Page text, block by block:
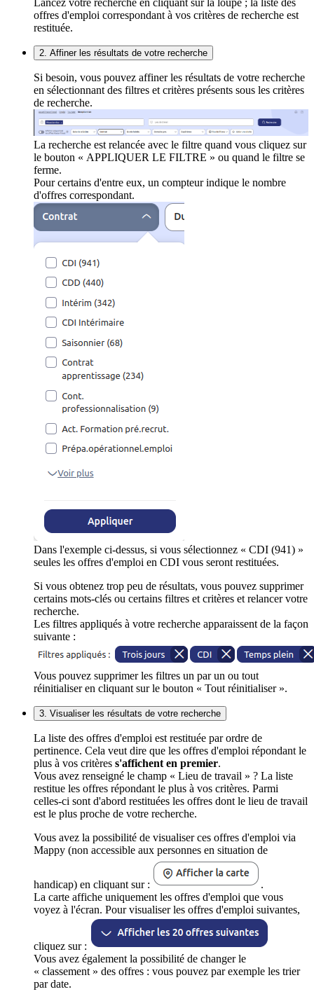
Lancez votre recherche en cliquant sur la loupe ; la liste des
offres d'emploi correspondant à vos critères de recherche est
restituée.
2. Affiner les résultats de votre recherche
Si besoin, vous pouvez affiner les résultats de votre recherche
en sélectionnant des filtres et critères présents sous les critères
de recherche.
La recherche est relancée avec le filtre quand vous cliquez sur
le bouton « APPLIQUER LE FILTRE » ou quand le filtre se
ferme.
Pour certains d'entre eux, un compteur indique le nombre
d'offres correspondant.
Dans l'exemple ci-dessus, si vous sélectionnez « CDI (941) »
seules les offres d'emploi en CDI vous seront restituées.
Si vous obtenez trop peu de résultats, vous pouvez supprimer
certains mots-clés ou certains filtres et critères et relancer votre
recherche.
Les filtres appliqués à votre recherche apparaissent de la façon
suivante :
Vous pouvez supprimer les filtres un par un ou tout
réinitialiser en cliquant sur le bouton « Tout réinitialiser ».
3. Visualiser les résultats de votre recherche
La liste des offres d'emploi est restituée par ordre de
pertinence. Cela veut dire que les offres d'emploi répondant le
plus à vos critères s'affichent en premier.
Vous avez renseigné le champ « Lieu de travail » ? La liste
restitue les offres répondant le plus à vos critères. Parmi
celles-ci sont d'abord restituées les offres dont le lieu de travail
est le plus proche de votre recherche.
Vous avez la possibilité de visualiser ces offres d'emploi via
Mappy (non accessible aux personnes en situation de
handicap) en cliquant sur :
.
La carte affiche uniquement les offres d'emploi que vous
voyez à l'écran. Pour visualiser les offres d'emploi suivantes,
cliquez sur :
Vous avez également la possibilité de changer le
« classement » des offres : vous pouvez par exemple les trier
par date.